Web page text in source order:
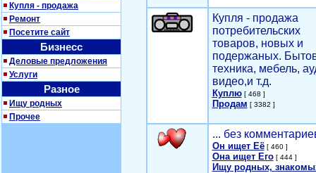
Купля - продажа
Ремонт
Посетите сайт
Бизнесс
Деловые предложения
Услуги
Разное
Ищу родных
Прочее
Купля - продажа
потребительских
товаров, новых и
подержаных.
техника, мебель,
видео,и т.д.
Куплю[ 468 ]
Продам [ 3382 ]
... без
Он ищет Её[ 460 ]
Она ищет Его[ 444 ]
Ищу родных,